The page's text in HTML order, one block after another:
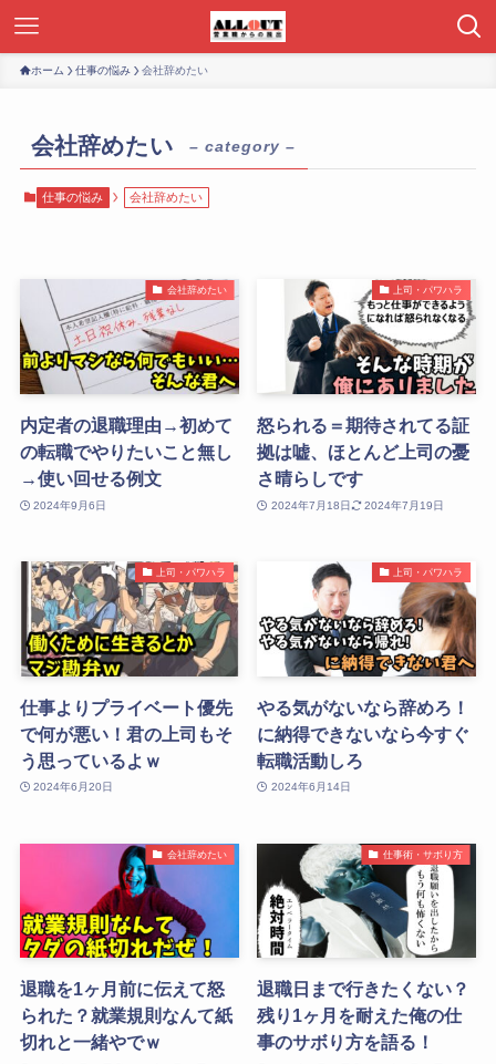
ホーム 仕事の悩み 会社辞めたい
会社辞めたい – category –
仕事の悩み 会社辞めたい
会社辞めたい
内定者の退職理由→初めて
の転職でやりたいこと無し
→使い回せる例文
2024年9月6日
上司・パワハラ
怒られる＝期待されてる証
拠は嘘、ほとんど上司の憂
さ晴らしです
2024年7月18日 2024年7月19日
上司・パワハラ
仕事よりプライベート優先
で何が悪い！君の上司もそ
う思っているよｗ
2024年6月20日
上司・パワハラ
やる気がないなら辞めろ！
に納得できないなら今すぐ
転職活動しろ
2024年6月14日
会社辞めたい
退職を1ヶ月前に伝えて怒
られた？就業規則なんて紙
切れと一緒やでｗ
仕事術・サボり方
退職日まで行きたくない？
残り1ヶ月を耐えた俺の仕
事のサボり方を語る！